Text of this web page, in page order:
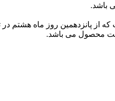
باشد.
پانزدهمین روز ماه هشتم در
محصول می باشد.